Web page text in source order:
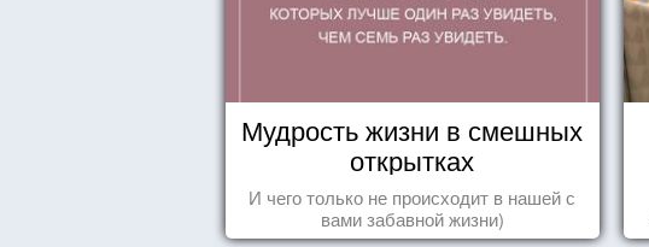
Мудрость жизни в смешных
открытках
И чего только не происходит в нашей с
вами забавной жизни)